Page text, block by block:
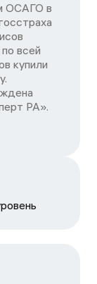
ОСАГО в
всей
купили
РА».